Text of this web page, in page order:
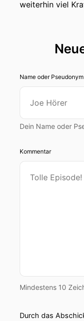
weiterhin viel
Name oder Pseudonym
Dein Name oder
Kommentar
Mindestens 10
Durch das